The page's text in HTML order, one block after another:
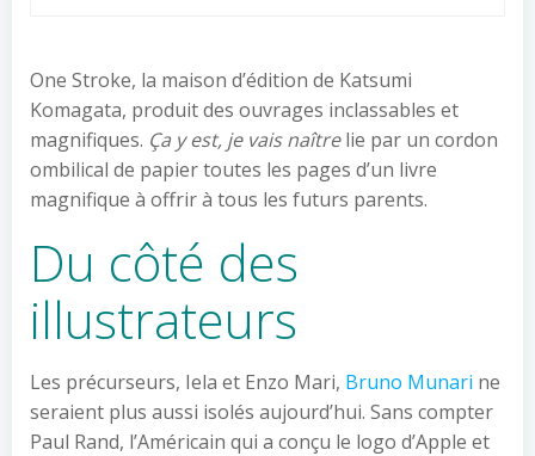
One Stroke, la maison d’édition de Katsumi
Komagata, produit des ouvrages inclassables et
magnifiques. Ça y est, je vais naîtrelie par un cordon
ombilical de papier toutes les pages d’un livre
magnifique à offrir à tous les futurs parents.
Du côté des
illustrateurs
Les précurseurs, Iela et Enzo Mari, Bruno Munari ne
seraient plus aussi isolés aujourd’hui. Sans compter
Paul Rand, l’Américain qui a conçu le logo d’Apple et